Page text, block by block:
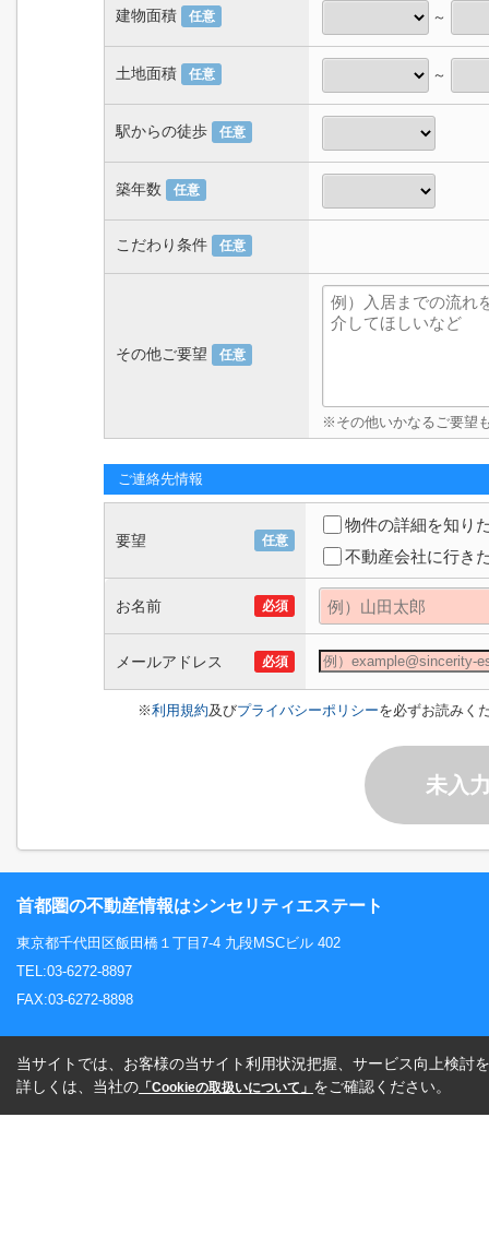
建物面積 任意 ～
土地面積 任意 ～
駅からの徒歩 任意
築年数 任意
こだわり条件 任意
その他ご要望 任意
※その他いかなるご要望
ご連絡先情報
要望 任意
物件の詳細を知り
不動産会社に行き
お名前 必須
メールアドレス 必須
※利用規約及びプライバシーポリシーを必ずお読みく
未入
首都圏の不動産情報はシンセリティエステート
東京都千代田区飯田橋１丁目7-4 九段MSCビル 402
TEL:03-6272-8897
FAX:03-6272-8898
当サイトでは、お客様の当サイト利用状況把握、サービス向上検討
詳しくは、当社の 「Cookieの取扱いについて」 をご確認ください。